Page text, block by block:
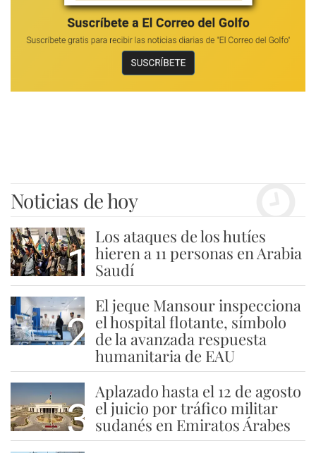
Noticias de hoy
1
Los ataques de los hutíes
hieren a 11 personas en Arabia
Saudí
2
El jeque Mansour inspecciona
el hospital flotante, símbolo
de la avanzada respuesta
humanitaria de EAU
3
Aplazado hasta el 12 de agosto
el juicio por tráfico militar
sudanés en Emiratos Árabes